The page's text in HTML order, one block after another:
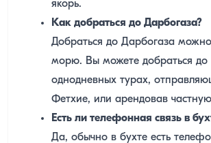
якорь.
Как добраться до Дарбогаза?
Добраться до Дарбогаза
морю. Вы можете добраться до
однодневных турах,
Фетхие, или арендовав
Есть ли телефонная связь в
Да, обычно в бухте есть